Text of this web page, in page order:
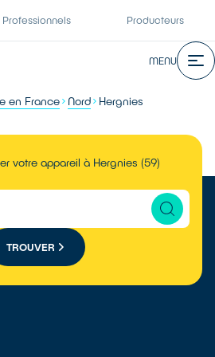
Professionnels Producteurs
MENU
en France Nord Hergnies
votre appareil à Hergnies (59)
TROUVER